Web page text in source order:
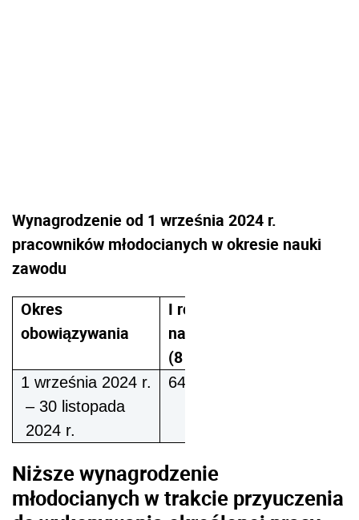
Wynagrodzenie od 1 września 2024 r.
pracowników młodocianych w okresie nauki
zawodu
Okres
obowiązywania
I rok
nauki
(8 proc.)
1 września 2024 r.
– 30 listopada
2024 r.
643,07 zł
Niższe wynagrodzenie
młodocianych w trakcie przyuczenia